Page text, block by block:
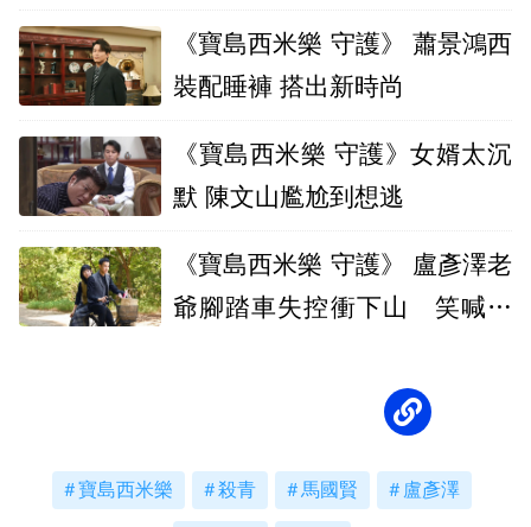
《寶島西米樂 守護》 蕭景鴻西
裝配睡褲 搭出新時尚
《寶島西米樂 守護》女婿太沉
默 陳文山尷尬到想逃
《寶島西米樂 守護》 盧彥澤老
爺腳踏車失控衝下山 笑喊像
寶島西米樂 殺青 馬國賢 盧彥澤